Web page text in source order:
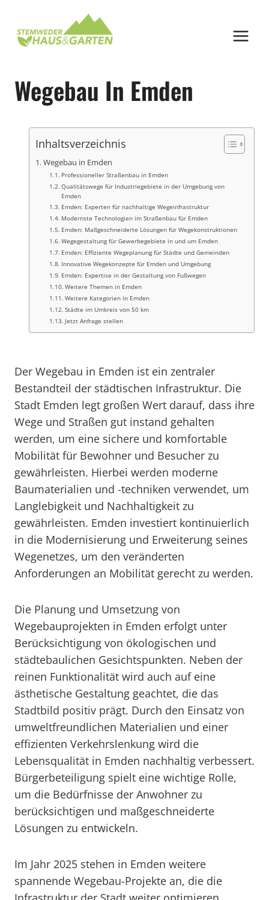
springen
Wegebau In Emden
Inhaltsverzeichnis
Wegebau in Emden
Professioneller Straßenbau in Emden
Qualitätswege für Industriegebiete in der Umgebung von
Emden
Emden: Experten für nachhaltige Wegeinfrastruktur
Modernste Technologien im Straßenbau für Emden
Emden: Maßgeschneiderte Lösungen für Wegekonstruktionen
Wegegestaltung für Gewerbegebiete in und um Emden
Emden: Effiziente Wegeplanung für Städte und Gemeinden
Innovative Wegekonzepte für Emden und Umgebung
Emden: Expertise in der Gestaltung von Fußwegen
Weitere Themen in Emden
Weitere Kategorien in Emden
Städte im Umkreis von 50 km
Jetzt Anfrage stellen
Der Wegebau in Emden ist ein zentraler
Bestandteil der städtischen Infrastruktur. Die
Stadt Emden legt großen Wert darauf, dass ihre
Wege und Straßen gut instand gehalten
werden, um eine sichere und komfortable
Mobilität für Bewohner und Besucher zu
gewährleisten. Hierbei werden moderne
Baumaterialien und -techniken verwendet, um
Langlebigkeit und Nachhaltigkeit zu
gewährleisten. Emden investiert kontinuierlich
in die Modernisierung und Erweiterung seines
Wegenetzes, um den veränderten
Anforderungen an Mobilität gerecht zu werden.
Die Planung und Umsetzung von
Wegebauprojekten in Emden erfolgt unter
Berücksichtigung von ökologischen und
städtebaulichen Gesichtspunkten. Neben der
reinen Funktionalität wird auch auf eine
ästhetische Gestaltung geachtet, die das
Stadtbild positiv prägt. Durch den Einsatz von
umweltfreundlichen Materialien und einer
effizienten Verkehrslenkung wird die
Lebensqualität in Emden nachhaltig verbessert.
Bürgerbeteiligung spielt eine wichtige Rolle,
um die Bedürfnisse der Anwohner zu
berücksichtigen und maßgeschneiderte
Lösungen zu entwickeln.
Im Jahr 2025 stehen in Emden weitere
spannende Wegebau-Projekte an, die die